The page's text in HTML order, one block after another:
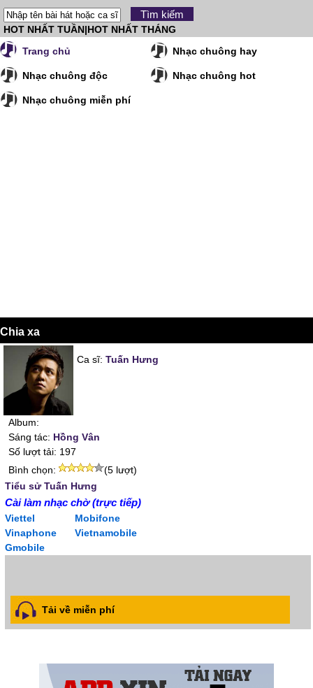
HOT NHẤT TUẦN|HOT NHẤT THÁNG
Trang chủ
Nhạc chuông hay
Nhạc chuông độc Nhạc chuông hot
Nhạc chuông miễn phí
Chia xa
Ca sĩ: Tuấn Hưng
Album:
Sáng tác: Hồng Vân
Số lượt tải: 197
Bình chọn:
(5 lượt)
Tiểu sử Tuấn Hưng
Cài làm nhạc chờ (trực tiếp)
Viettel
Mobifone
Vinaphone
Vietnamobile
Gmobile
Tải về miễn phí